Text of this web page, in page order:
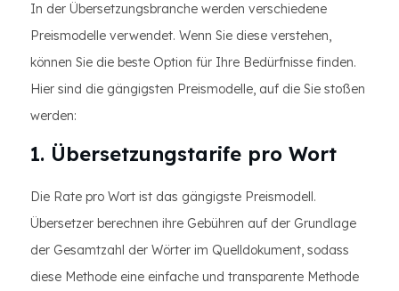
In der Übersetzungsbranche werden verschiedene
Preismodelle verwendet. Wenn Sie diese verstehen,
können Sie die beste Option für Ihre Bedürfnisse finden.
Hier sind die gängigsten Preismodelle, auf die Sie stoßen
werden:
1. Übersetzungstarife pro Wort
Die Rate pro Wort ist das gängigste Preismodell.
Übersetzer berechnen ihre Gebühren auf der Grundlage
der Gesamtzahl der Wörter im Quelldokument, sodass
diese Methode eine einfache und transparente Methode